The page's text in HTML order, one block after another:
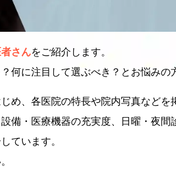
さんをご紹介します。
何に注目して選ぶべき？とお悩みの
、各医院の特長や院内写真などを
備・医療機器の充実度、日曜・夜
ています。